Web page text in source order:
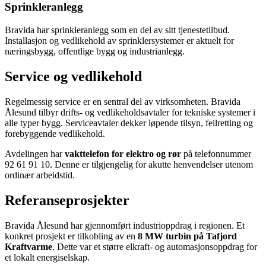
Sprinkleranlegg
Bravida har sprinkleranlegg som en del av sitt tjenestetilbud.
Installasjon og vedlikehold av sprinklersystemer er aktuelt for
næringsbygg, offentlige bygg og industrianlegg.
Service og vedlikehold
Regelmessig service er en sentral del av virksomheten. Bravida
Ålesund tilbyr drifts- og vedlikeholdsavtaler for tekniske systemer i
alle typer bygg. Serviceavtaler dekker løpende tilsyn, feilretting og
forebyggende vedlikehold.
Avdelingen harvakttelefon for elektro og rør på telefonnummer
92 61 91 10. Denne er tilgjengelig for akutte henvendelser utenom
ordinær arbeidstid.
Referanseprosjekter
Bravida Ålesund har gjennomført industrioppdrag i regionen. Et
konkret prosjekt er tilkobling av en 8 MW turbin på Tafjord
Kraftvarme. Dette var et større elkraft- og automasjonsoppdrag for
et lokalt energiselskap.